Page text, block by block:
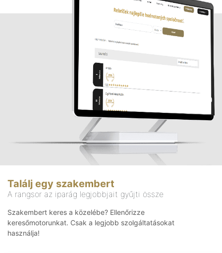
Találj egy szakembert
A rangsor az iparág legjobbjait gyűjti össze
Szakembert keres a közelébe? Ellenőrizze
keresőmotorunkat. Csak a legjobb szolgáltatásokat
használja!